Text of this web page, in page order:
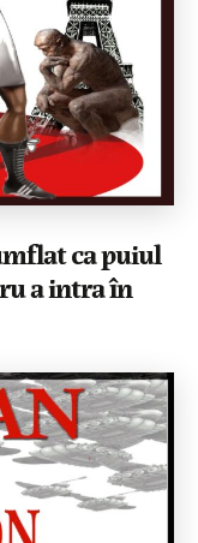
ca puiul
a intra în